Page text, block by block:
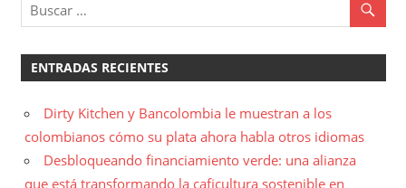
ENTRADAS RECIENTES
Dirty Kitchen y Bancolombia le muestran a los
colombianos cómo su plata ahora habla otros idiomas
Desbloqueando financiamiento verde: una alianza
que está transformando la caficultura sostenible en